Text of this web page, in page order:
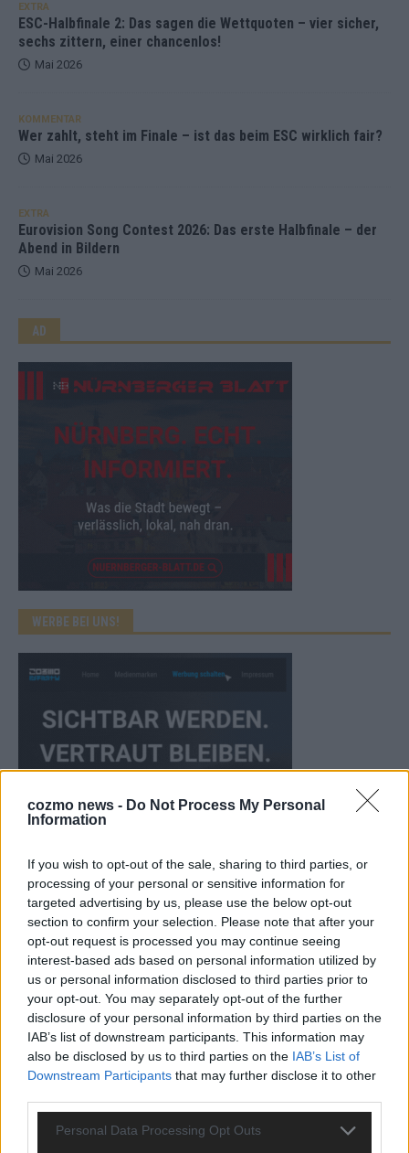
cozmo news - Do Not Process My Personal
Information
If you wish to opt-out of the sale, sharing to third parties, or
processing of your personal or sensitive information for
targeted advertising by us, please use the below opt-out
section to confirm your selection. Please note that after your
opt-out request is processed you may continue seeing
interest-based ads based on personal information utilized by
us or personal information disclosed to third parties prior to
your opt-out. You may separately opt-out of the further
disclosure of your personal information by third parties on the
IAB’s list of downstream participants. This information may
also be disclosed by us to third parties on the IAB’s List of
Downstream Participants that may further disclose it to other
Personal Data Processing Opt Outs
EXTRA
ESC-Halbfinale 2: Das sagen die Wettquoten – vier sicher,
sechs zittern, einer chancenlos!
Mai 2026
KOMMENTAR
Wer zahlt, steht im Finale – ist das beim ESC wirklich fair?
Mai 2026
EXTRA
Eurovision Song Contest 2026: Das erste Halbfinale – der
Abend in Bildern
Mai 2026
AD
WERBE BEI UNS!
CHECK UNS AUF FACEBOOK
AD